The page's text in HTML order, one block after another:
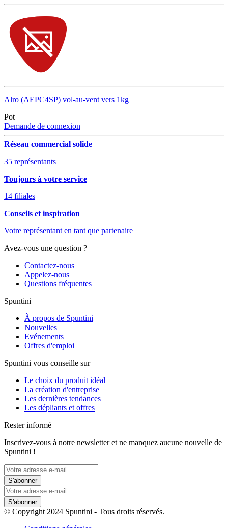
Alro (AEPC4SP) vol-au-vent vers 1kg
Pot
Demande de connexion
Réseau commercial solide
35 représentants
Toujours à votre service
14 filiales
Conseils et inspiration
Votre représentant en tant que partenaire
Avez-vous une question ?
Contactez-nous
Appelez-nous
Questions fréquentes
Spuntini
À propos de Spuntini
Nouvelles
Evénements
Offres d'emploi
Spuntini vous conseille sur
Le choix du produit idéal
La création d'entreprise
Les dernières tendances
Les dépliants et offres
Rester informé
Inscrivez-vous à notre newsletter et ne manquez aucune nouvelle de
Spuntini !
S'abonner
S'abonner
© Copyright 2024 Spuntini - Tous droits réservés.